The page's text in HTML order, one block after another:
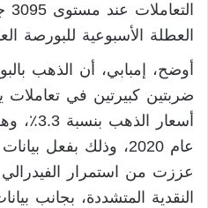
العطلة الأسبوعية للبورصة
أوضح، إمبابي، أن الذهب
ضربتين كبيرتين في تعاملات
أسعار
عام 2020، وذلك بفعل
عززت من استمرار
النقدية المتشددة، بجانب